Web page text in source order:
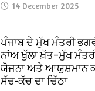
14 December 2025
ਪੰਜਾਬ ਦੇ ਮੁੱਖ ਮੰਤਰੀ
ਨਾਂਅ ਖੁੱਲਾ ਖ਼ੱਤ–ਮੁੱਖ
ਯੋਜਨਾ ਅਤੇ ਆਯੁਸ਼ਮਾਨ
ਸੱਚ-ਕੱਚ ਦਾ ਚਿੱਠਾ